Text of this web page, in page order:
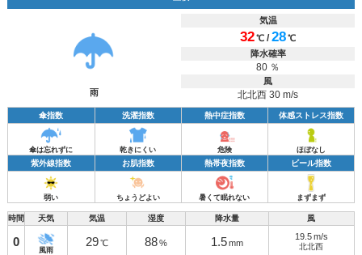
雨
気温
32℃ /28℃
降水確率
80 ％
風
北北西 30 m/s
傘指数 洗濯指数 熱中症指数 体感ストレス指数
傘は忘れずに 乾きにくい 危険 ほぼなし
紫外線指数 お肌指数 熱帯夜指数 ビール指数
弱い ちょうどよい 暑くて眠れない まずまず
時間 天気 気温 湿度 降水量 風
0
風雨
29℃ 88% 1.5mm
19.5m/s
北北西